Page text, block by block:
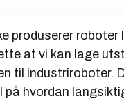
produserer roboter
at vi kan lage
til industriroboter.
på hvordan